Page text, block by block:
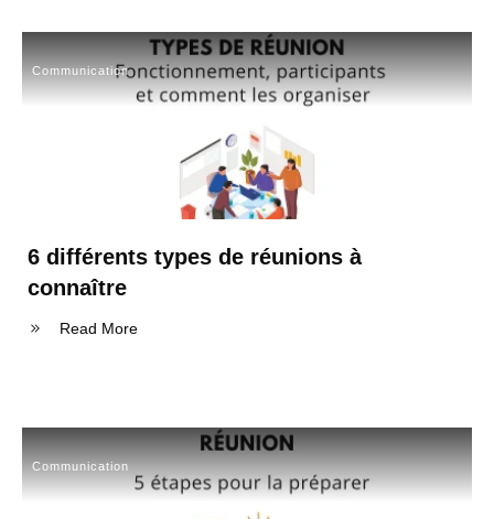
Communication
6 différents types de réunions à
connaître
Read More
Communication